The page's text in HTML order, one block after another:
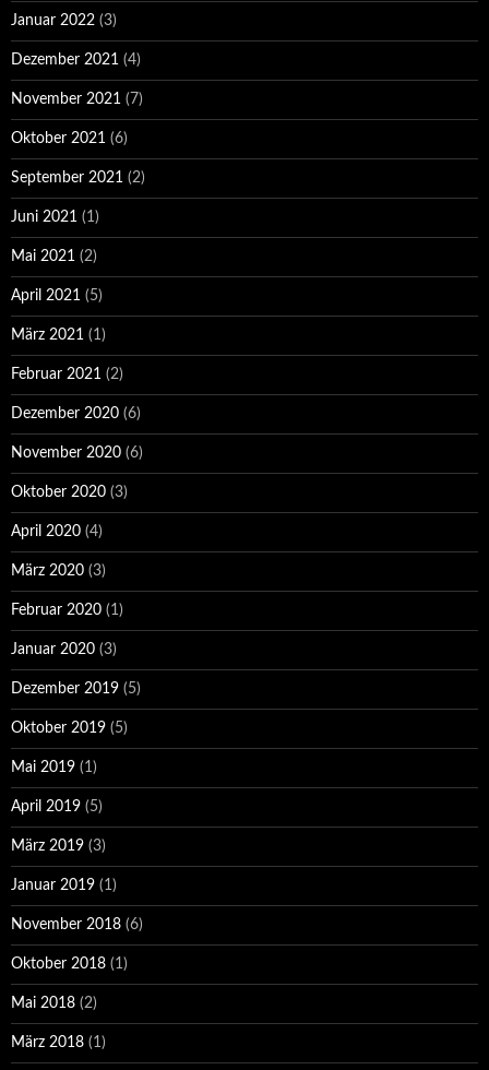
Januar 2022 (3)
Dezember 2021 (4)
November 2021 (7)
Oktober 2021 (6)
September 2021 (2)
Juni 2021 (1)
Mai 2021 (2)
April 2021 (5)
März 2021 (1)
Februar 2021 (2)
Dezember 2020 (6)
November 2020 (6)
Oktober 2020 (3)
April 2020 (4)
März 2020 (3)
Februar 2020 (1)
Januar 2020 (3)
Dezember 2019 (5)
Oktober 2019 (5)
Mai 2019 (1)
April 2019 (5)
März 2019 (3)
Januar 2019 (1)
November 2018 (6)
Oktober 2018 (1)
Mai 2018 (2)
März 2018 (1)